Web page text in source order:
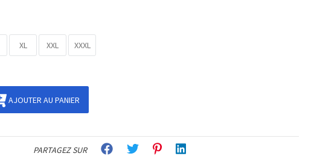
XL XXL XXXL
AJOUTER AU PANIER
PARTAGEZ SUR